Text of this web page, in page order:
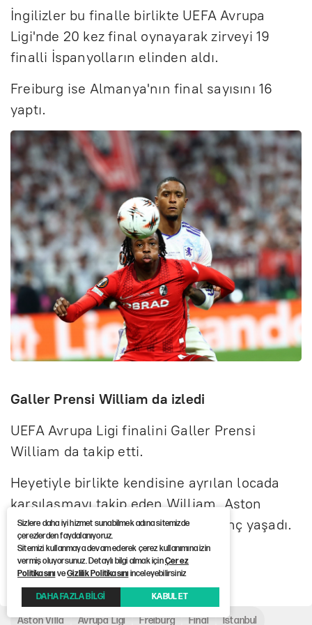
İngilizler bu finalle birlikte UEFA Avrupa
Ligi'nde 20 kez final oynayarak zirveyi 19
finalli İspanyolların elinden aldı.
Freiburg ise Almanya'nın final sayısını 16
yaptı.
Galler Prensi William da izledi
UEFA Avrupa Ligi finalini Galler Prensi
William da takip etti.
Heyetiyle birlikte kendisine ayrılan locada
karşılaşmayı takip eden William, Aston
Villa'nın attığı gollerde büyük sevinç yaşadı.
Haber Kaynağı :12punto
Aston Villa Avrupa Ligi Freiburg Final İstanbul
Sizlere daha iyi hizmet sunabilmek adına sitemizde
çerezlerden faydalanıyoruz.
Sitemizi kullanmaya devam ederek çerez kullanımına izin
vermiş oluyorsunuz. Detaylı bilgi almak içinÇerez
PolitikasınıveGizlilik Politikasınıinceleyebilirsiniz
DAHA FAZLA BİLGİ KABUL ET